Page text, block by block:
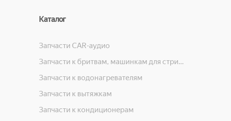
Каталог
Запчасти CAR-аудио
Запчасти к бритвам, машинкам для стрижки, фенам, эпиляторам, зубным щёткам
Запчасти к водонагревателям
Запчасти к вытяжкам
Запчасти к кондиционерам